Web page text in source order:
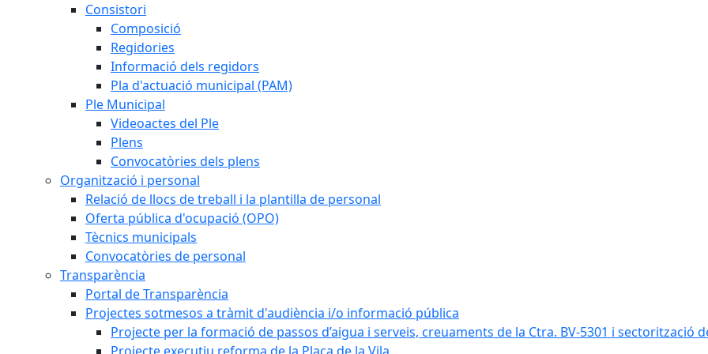
Consistori
Composició
Regidories
Informació dels regidors
Pla d'actuació municipal (PAM)
Ple Municipal
Videoactes del Ple
Plens
Convocatòries dels plens
Organització i personal
Relació de llocs de treball i la plantilla de personal
Oferta pública d'ocupació (OPO)
Tècnics municipals
Convocatòries de personal
Transparència
Portal de Transparència
Projectes sotmesos a tràmit d'audiència i/o informació pública
Projecte per la formació de passos d’aigua i serveis, creuaments de la Ctra. BV-5301 i sectorització